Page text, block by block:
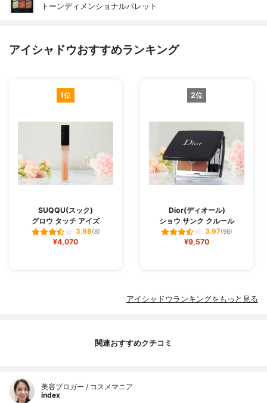
トーンディメンショナルパレット
アイシャドウおすすめランキング
1位
SUQQU(スック)
グロウ タッチ アイズ
3.98(8)
¥4,070
2位
Dior(ディオール)
ショウ サンク クルール
3.97(98)
¥9,570
アイシャドウランキングをもっと見る
関連おすすめクチコミ
美容ブロガー / コスメマニア
index